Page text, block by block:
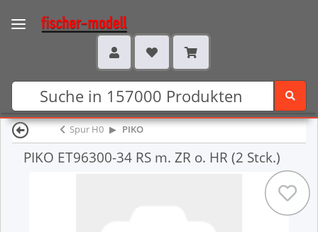
Spur H0 PIKO
PIKO ET96300-34 RS m. ZR o. HR (2 Stck.)